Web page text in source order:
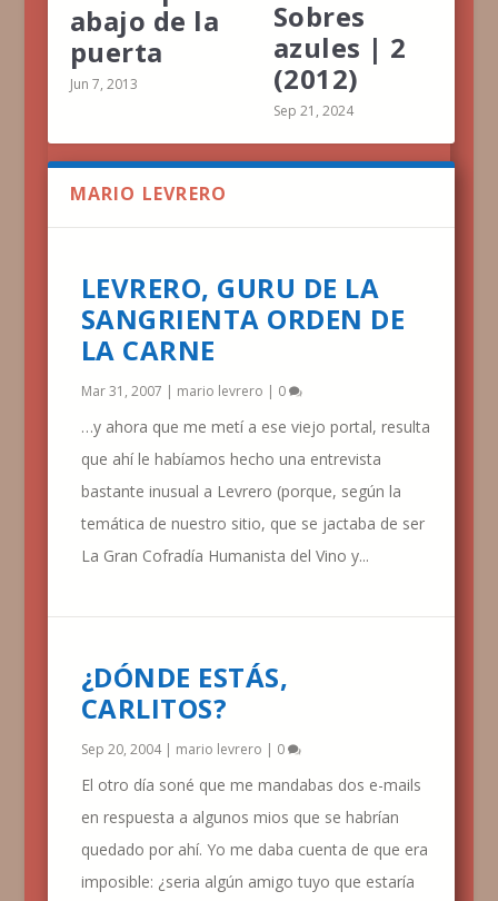
abajo de la
puerta
Jun 7, 2013
Sobres
azules | 2
(2012)
Sep 21, 2024
MARIO LEVRERO
LEVRERO, GURU DE LA
SANGRIENTA ORDEN DE
LA CARNE
Mar 31, 2007 | mario levrero | 0
…y ahora que me metí a ese viejo portal, resulta
que ahí le habíamos hecho una entrevista
bastante inusual a Levrero (porque, según la
temática de nuestro sitio, que se jactaba de ser
La Gran Cofradía Humanista del Vino y...
¿DÓNDE ESTÁS,
CARLITOS?
Sep 20, 2004| mario levrero | 0
El otro día soné que me mandabas dos e-mails
en respuesta a algunos mios que se habrían
quedado por ahí. Yo me daba cuenta de que era
imposible: ¿seria algún amigo tuyo que estaría